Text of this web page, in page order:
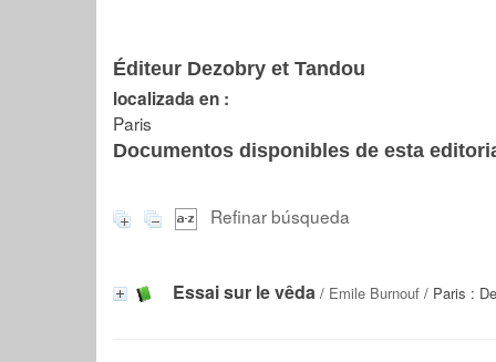
Éditeur Dezobry et Tandou
localizada en :
Paris
Documentos disponibles de esta
Refinar búsqueda
Essai sur le vêda / Emile Burnouf / Paris :